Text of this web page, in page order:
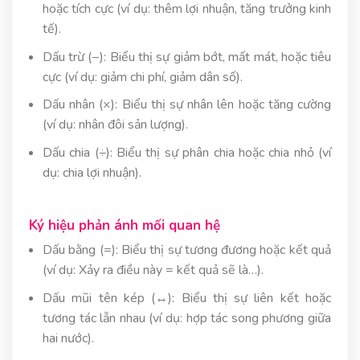
hoặc tích cực (ví dụ: thêm lợi nhuận, tăng trưởng kinh
tế).
Dấu trừ (−): Biểu thị sự giảm bớt, mất mát, hoặc tiêu
cực (ví dụ: giảm chi phí, giảm dân số).
Dấu nhân (×): Biểu thị sự nhân lên hoặc tăng cường
(ví dụ: nhân đôi sản lượng).
Dấu chia (÷): Biểu thị sự phân chia hoặc chia nhỏ (ví
dụ: chia lợi nhuận).
Ký hiệu phản ánh mối quan hệ
Dấu bằng (=): Biểu thị sự tương đương hoặc kết quả
(ví dụ: Xảy ra điều này = kết quả sẽ là…).
Dấu mũi tên kép (↔): Biểu thị sự liên kết hoặc
tương tác lẫn nhau (ví dụ: hợp tác song phương giữa
hai nước).